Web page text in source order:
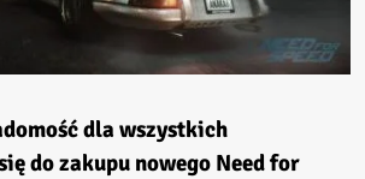
dla wszystkich
do zakupu nowego Need for